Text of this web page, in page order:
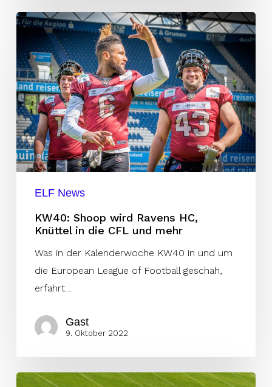
KW40:
wird
Ravens
HC,
Knüttel
in
die
CFL
mehrELF News
KW40: Shoop wird Ravens HC,
Knüttel in die CFL und mehr
Was in der Kalenderwoche KW40 in und um
die European League of Football geschah,
erfahrt…
Gast
9. Oktober 2022
Umstrukturierung